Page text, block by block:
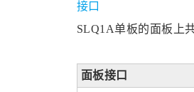
接口
SLQ1A单板的面板上
面板接口